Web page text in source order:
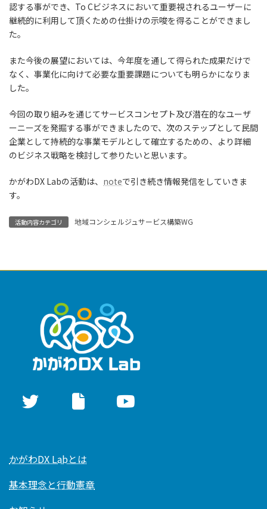
認する事ができ、To Cビジネスにおいて重要視されるユーザーに
継続的に利用して頂くための仕掛けの示唆を得ることができまし
た。
また今後の展望においては、今年度を通して得られた成果だけで
なく、事業化に向けて必要な重要課題についても明らかになりま
した。
今回の取り組みを通じてサービスコンセプト及び潜在的なユーザ
ーニーズを発掘する事ができましたので、次のステップとして民間
企業として持続的な事業モデルとして確立するための、より詳細
のビジネス戦略を検討して参りたいと思います。
かがわDX Labの活動は、 noteで引き続き情報発信をしていきま
す。
活動内容カテゴリ 地域コンシェルジュサービス構築WG
かがわDX Labとは
基本理念と行動憲章